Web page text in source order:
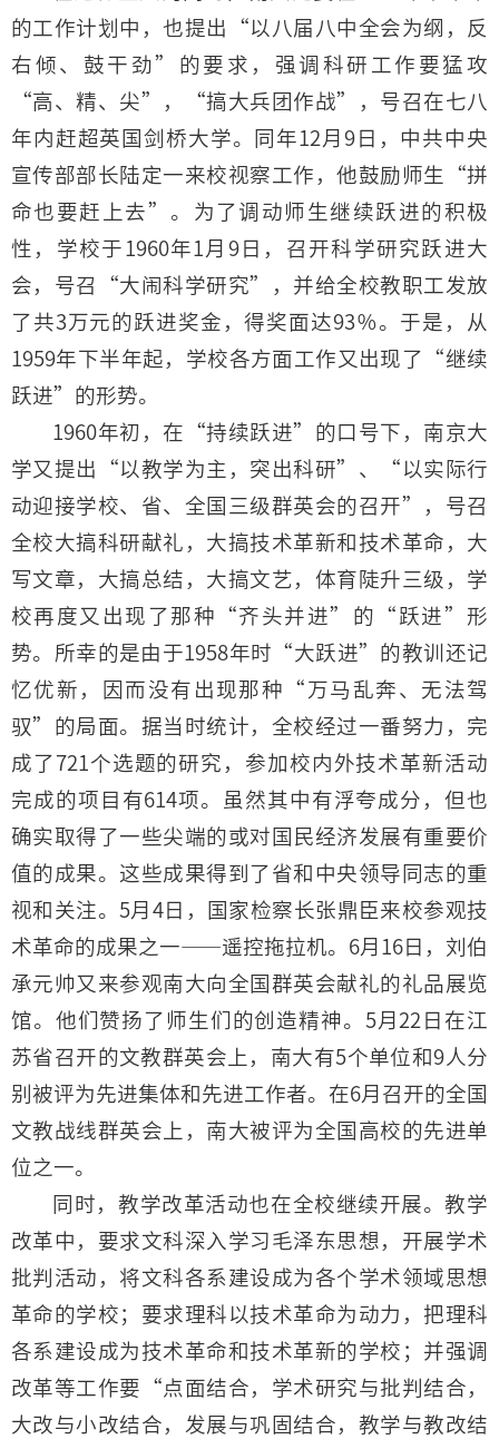
的工作计划中，也提出“以八届八中全会为纲，反
右倾、鼓干劲”的要求，强调科研工作要猛攻
“高、精、尖”，“搞大兵团作战”，号召在七八
年内赶超英国剑桥大学。同年12月9日，中共中央
宣传部部长陆定一来校视察工作，他鼓励师生“拼
命也要赶上去”。为了调动师生继续跃进的积极
性，学校于1960年1月9日，召开科学研究跃进大
会，号召“大闹科学研究”，并给全校教职工发放
了共3万元的跃进奖金，得奖面达93％。于是，从
1959年下半年起，学校各方面工作又出现了“继续
跃进”的形势。
1960年初，在“持续跃进”的口号下，南京大
学又提出“以教学为主，突出科研”、“以实际行
动迎接学校、省、全国三级群英会的召开”，号召
全校大搞科研献礼，大搞技术革新和技术革命，大
写文章，大搞总结，大搞文艺，体育陡升三级，学
校再度又出现了那种“齐头并进”的“跃进”形
势。所幸的是由于1958年时“大跃进”的教训还记
忆优新，因而没有出现那种“万马乱奔、无法驾
驭”的局面。据当时统计，全校经过一番努力，完
成了721个选题的研究，参加校内外技术革新活动
完成的项目有614项。虽然其中有浮夸成分，但也
确实取得了一些尖端的或对国民经济发展有重要价
值的成果。这些成果得到了省和中央领导同志的重
视和关注。5月4日，国家检察长张鼎臣来校参观技
术革命的成果之一——遥控拖拉机。6月16日，刘伯
承元帅又来参观南大向全国群英会献礼的礼品展览
馆。他们赞扬了师生们的创造精神。5月22日在江
苏省召开的文教群英会上，南大有5个单位和9人分
别被评为先进集体和先进工作者。在6月召开的全国
文教战线群英会上，南大被评为全国高校的先进单
位之一。
同时，教学改革活动也在全校继续开展。教学
改革中，要求文科深入学习毛泽东思想，开展学术
批判活动，将文科各系建设成为各个学术领域思想
革命的学校；要求理科以技术革命为动力，把理科
各系建设成为技术革命和技术革新的学校；并强调
改革等工作要“点面结合，学术研究与批判结合，
大改与小改结合，发展与巩固结合，教学与教改结